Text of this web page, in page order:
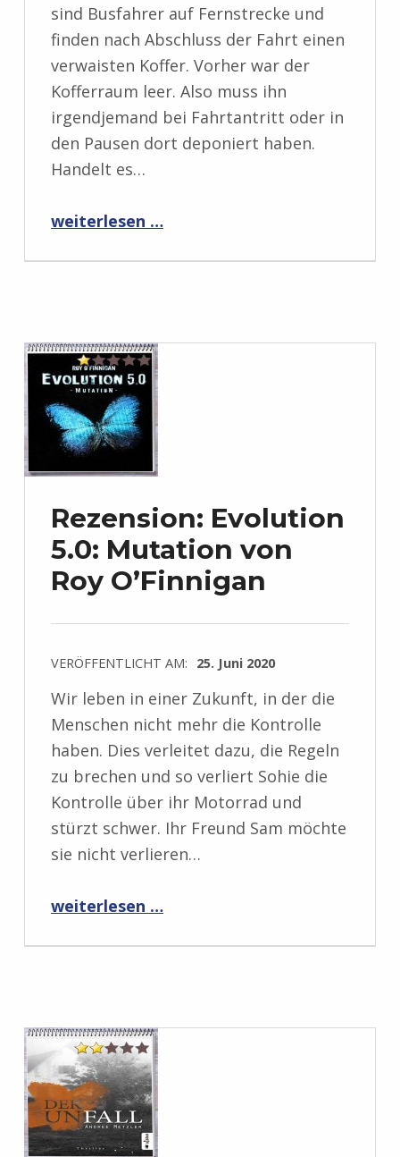
sind Busfahrer auf Fernstrecke und
finden nach Abschluss der Fahrt einen
verwaisten Koffer. Vorher war der
Kofferraum leer. Also muss ihn
irgendjemand bei Fahrtantritt oder in
den Pausen dort deponiert haben.
Handelt es…
“Rezension: Das Fundstück von Frank Kodiak”
weiterlesen …
Rezension: Evolution
5.0: Mutation von
Roy O’Finnigan
VERÖFFENTLICHT AM: 25. Juni 2020
Wir leben in einer Zukunft, in der die
Menschen nicht mehr die Kontrolle
haben. Dies verleitet dazu, die Regeln
zu brechen und so verliert Sohie die
Kontrolle über ihr Motorrad und
stürzt schwer. Ihr Freund Sam möchte
sie nicht verlieren…
“Rezension: Evolution 5.0: Mutation von Roy O’Finnigan”
weiterlesen …